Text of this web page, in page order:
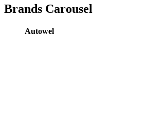
Brands Carousel
Autowel